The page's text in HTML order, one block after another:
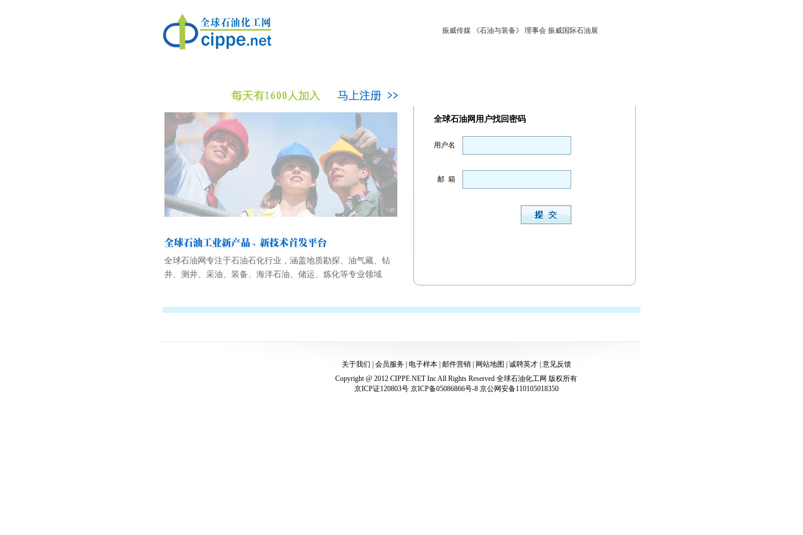
振威传媒 《石油与装备》 理事会 振威国际石油展
全球石油网专注于石油石化行业，涵盖地质勘探、油气藏、钻
井、测井、采油、装备、海洋石油、储运、炼化等专业领域
全球石油网用户找回密码
用户名
邮 箱
关于我们 会员服务| 电子样本| 邮件营销| 网站地图 诚聘英才| 意见反馈
Copyright @ 2012 CIPPE.NET Inc All Rights Reserved 全球石油化工网 版权所有
京ICP证120803号 京ICP备05086866号-8 京公网安备110105018350